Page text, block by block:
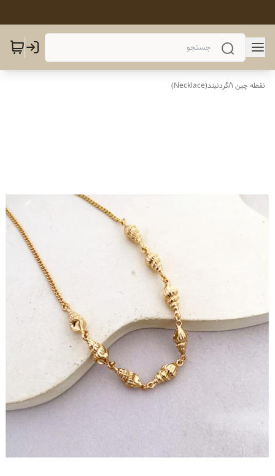
نقطه چین 1 /گردنبند(Necklace)